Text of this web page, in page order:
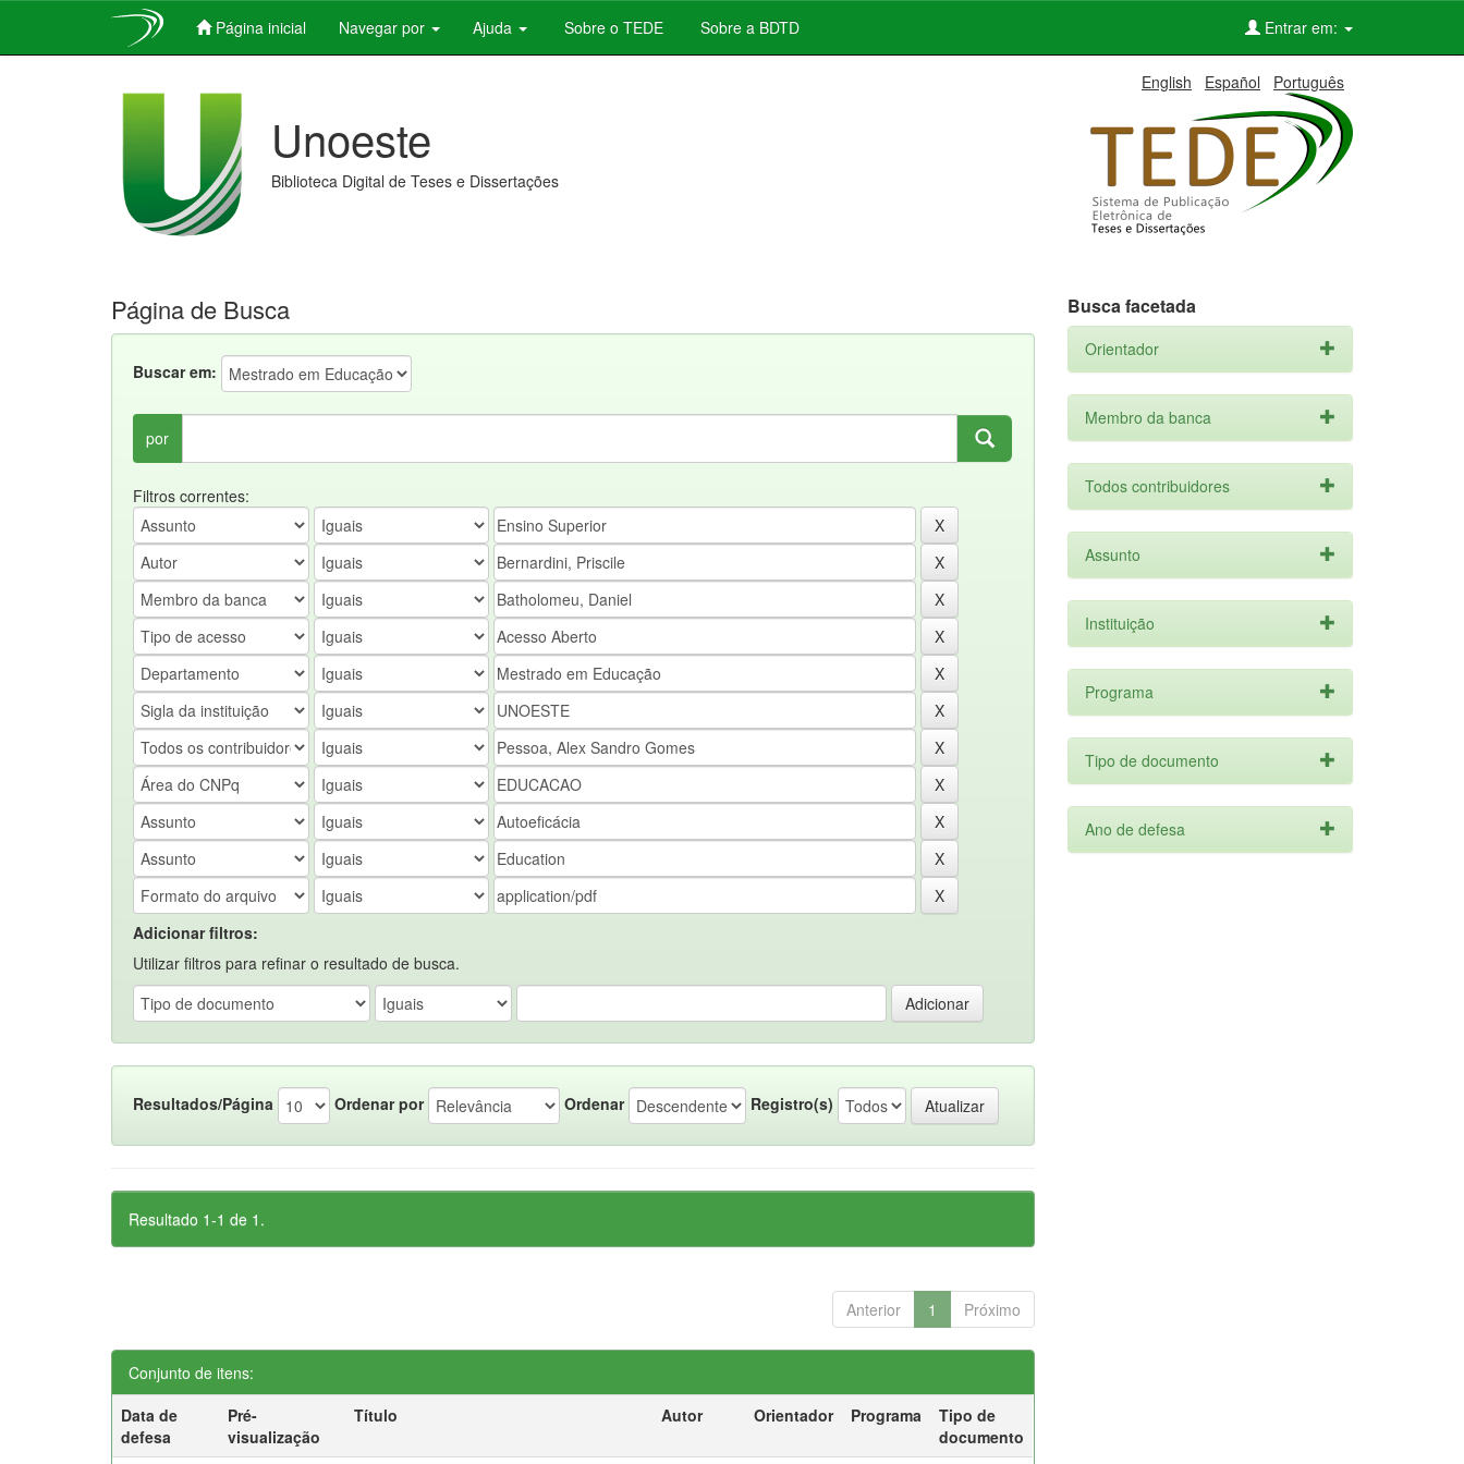
Página inicial Navegar por Ajuda Sobre o TEDE Sobre a BDTD Entrar em:
English Español Português
Unoeste
Biblioteca Digital de Teses e Dissertações
Página de Busca
Buscar em:
por
Filtros correntes:
Adicionar filtros:
Utilizar filtros para refinar o resultado de busca.
Resultados/Página Ordenar por Ordenar Registro(s)
Resultado 1-1 de 1.
Anterior 1 Próximo
Conjunto de itens:
Data de
defesa
Pré-
visualização
Título Autor Orientador Programa
Tipo de
documento
Busca facetada
Orientador
Membro da banca
Todos contribuidores
Assunto
Instituição
Programa
Tipo de documento
Ano de defesa